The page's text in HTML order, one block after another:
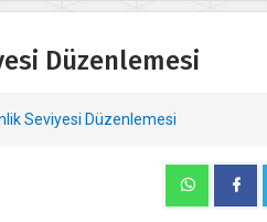
Düzenlemesi
Seviyesi Düzenlemesi